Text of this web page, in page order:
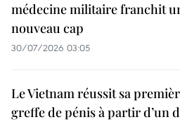
médecine militaire franchit
nouveau cap
30/07/2026 03:05
Le Vietnam réussit sa
greffe de pénis à partir d’un